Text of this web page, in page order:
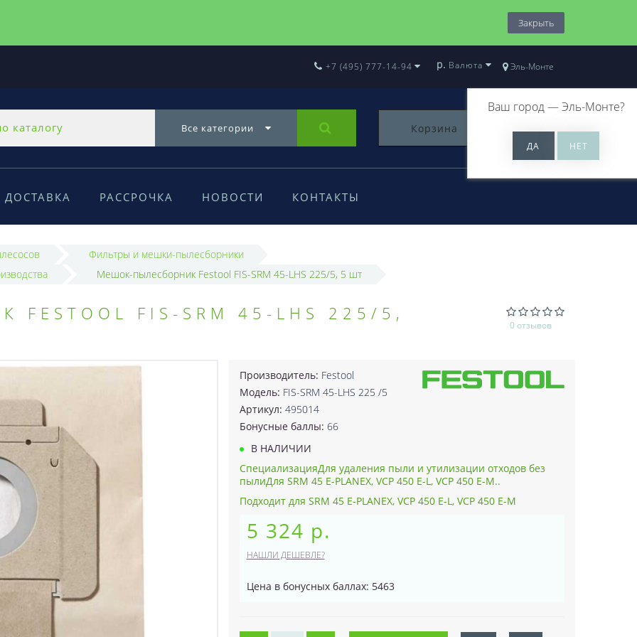
Закрыть
Эль-Монте
Ваш город —Эль-Монте?
+7 (495) 777-14-94 р. Валюта
Все категории Корзина 0
ДОСТАВКА РАССРОЧКА НОВОСТИ КОНТАКТЫ
Фильтры и мешки-пылесборники
Мешок-пылесборник Festool FIS-SRM 45-LHS 225/5, 5 шт
FIS-SRM 45-LHS 225/5,
0 отзывов
Производитель: Festool
Модель: FIS-SRM 45-LHS 225 /5
Артикул: 495014
Бонусные баллы: 66
В НАЛИЧИИ
СпециализацияДля удаления пыли и утилизации отходов без
пылиДля SRM 45 E-PLANEX, VCP 450 E-L, VCP 450 E-M..
Подходит для SRM 45 E-PLANEX, VCP 450 E-L, VCP 450 E-M
5 324 р.
НАШЛИ ДЕШЕВЛЕ?
Цена в бонусных баллах: 5463